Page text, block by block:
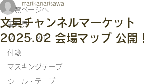
一覧ページへ
筆記具
ノート・メモ
付箋
マスキングテープ
シール・テープ
文具チャンネルマーケット
2025.02 会場マップ 公開！
marikanarisawa